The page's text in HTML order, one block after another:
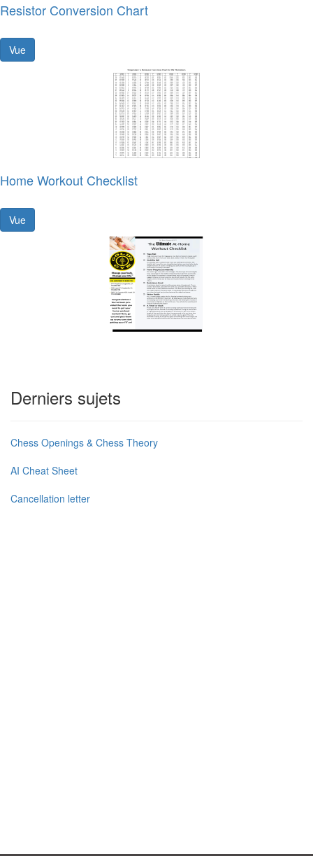
Resistor Conversion Chart
Vue
Home Workout Checklist
Vue
Derniers sujets
Chess Openings & Chess Theory
AI Cheat Sheet
Cancellation letter